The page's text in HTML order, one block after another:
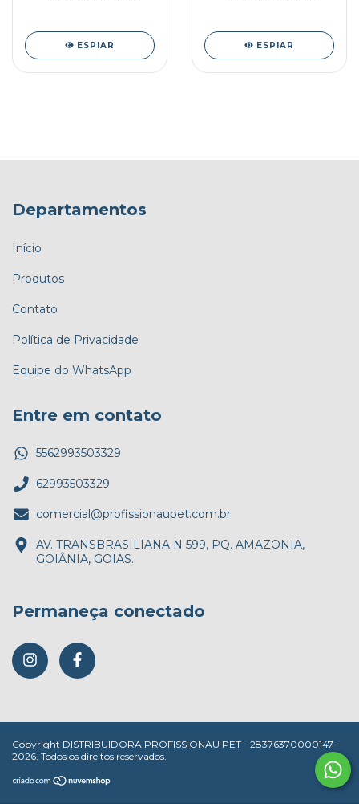
ESPIAR ESPIAR
Departamentos
Início
Produtos
Contato
Política de Privacidade
Equipe do WhatsApp
Entre em contato
5562993503329
62993503329
comercial@profissionaupet.com.br
AV. TRANSBRASILIANA N 599, PQ. AMAZONIA,
GOIÂNIA, GOIAS.
Permaneça conectado
Copyright DISTRIBUIDORA PROFISSIONAU PET - 28376370000147 -
2026. Todos os direitos reservados.